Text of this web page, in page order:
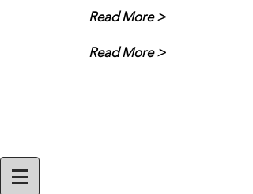
Read More >
Read More >